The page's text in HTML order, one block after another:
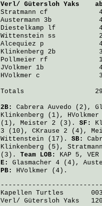
Verl/ Gütersloh Yaks
Stratmann cf             4
Austermann 3b            4
Diestelkamp lf           4
Wittenstein ss           2
Alcequiez p              4
Klinkenberg 2b           3
Pollmeier rf             1
JVolkmer 1b              4
HVolkmer c               3
Totals                  29
2B: Cabrera Auvedo (2),
Klinkenberg (1), HVolkmer
(1), Meister 2 (3). SF:
3 (10), CKrause 2 (4),
Wittenstein (17). SB:
Klinkenberg (5), Stratmann
(3). Team LOB:
KAP 5,
E: Glasmacher 4 (4),
PB: HVolkmer (4).
Kapellen Turtles
Verl/ Gütersloh Yaks